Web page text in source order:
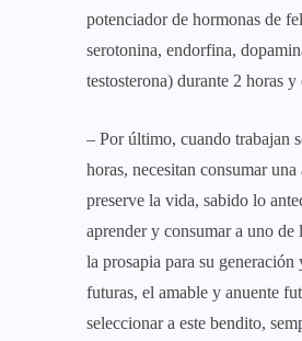
potenciador de hormonas de
serotonina, endorfina,
testosterona) durante 2 horas
– Por último, cuando trabajan
horas, necesitan consumar
preserve la vida, sabido lo
aprender y consumar a uno de
la prosapia para su generación
futuras, el amable y anuente
seleccionar a este bendito,